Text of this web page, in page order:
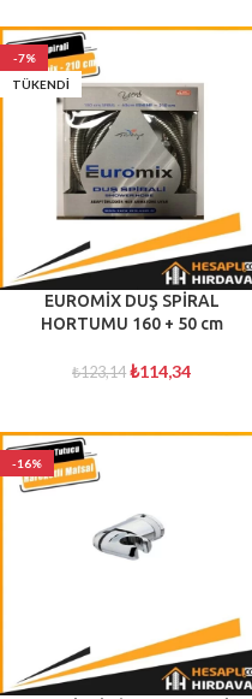
-7%
TÜKENDI
EUROMİX DUŞ SPİRAL
HORTUMU 160 + 50 cm
₺123,14 ₺114,34
-16%